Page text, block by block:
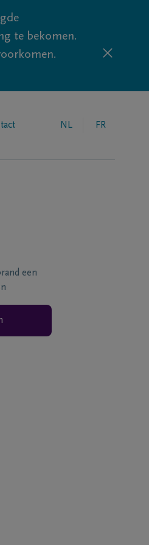
te bekomen.
NL FR
een